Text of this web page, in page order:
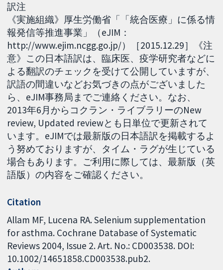
訳注
《実施組織》厚生労働省「「統合医療」に係る情
報発信等推進事業」（eJIM：
http://www.ejim.ncgg.go.jp/）［2015.12.29］《注
意》この日本語訳は、臨床医、疫学研究者などに
よる翻訳のチェックを受けて公開していますが、
訳語の間違いなどお気づきの点がございました
ら、eJIM事務局までご連絡ください。なお、
2013年6月からコクラン・ライブラリーのNew
review, Updated reviewとも日単位で更新されて
います。eJIMでは最新版の日本語訳を掲載するよ
う努めておりますが、タイム・ラグが生じている
場合もあります。ご利用に際しては、最新版（英
語版）の内容をご確認ください。
Citation
Allam MF, Lucena RA. Selenium supplementation
for asthma. Cochrane Database of Systematic
Reviews 2004, Issue 2. Art. No.: CD003538. DOI:
10.1002/14651858.CD003538.pub2.